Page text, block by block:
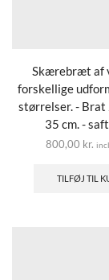
Skærebræt af
forskellige
størrelser. - Brat
35 cm. -
800,00 kr.
TILFØJ TIL